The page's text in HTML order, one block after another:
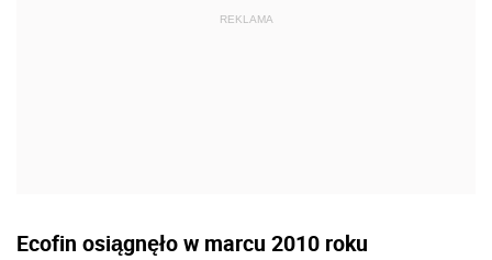
Ecofin osiągnęło w marcu 2010 roku